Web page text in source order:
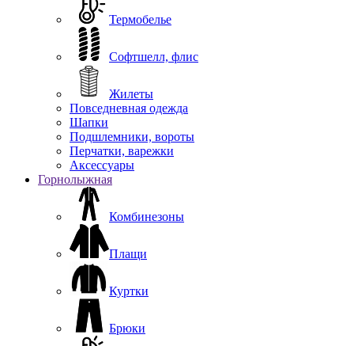
Термобелье
Софтшелл, флис
Жилеты
Повседневная одежда
Шапки
Подшлемники, вороты
Перчатки, варежки
Аксессуары
Горнолыжная
Комбинезоны
Плащи
Куртки
Брюки